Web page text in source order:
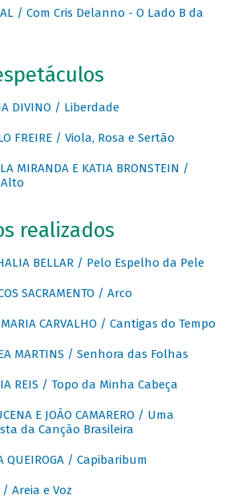
/ Com Cris Delanno - O Lado B da
DIVINO / Liberdade
FREIRE / Viola, Rosa e Sertão
MIRANDA E KATIA BRONSTEIN /
realizados
BELLAR / Pelo Espelho da Pele
SACRAMENTO / Arco
CARVALHO / Cantigas do Tempo
MARTINS / Senhora das Folhas
REIS / Topo da Minha Cabeça
E JOÃO CAMARERO / Uma
da Canção Brasileira
QUEIROGA / Capibaribum
/ Areia e Voz